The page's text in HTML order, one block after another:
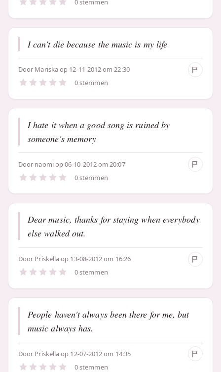
0 stemmen
I can't die because the music is my life
Door Mariskaop 12-11-2012 om 22:30
0 stemmen
I hate it when a good song is ruined by
someone's memory
Door naomiop 06-10-2012 om 20:07
0 stemmen
Dear music, thanks for staying when everybody
else walked out.
Door Priskellaop 13-08-2012 om 16:26
0 stemmen
People haven't always been there for me, but
music always has.
Door Priskellaop 12-07-2012 om 14:35
0 stemmen